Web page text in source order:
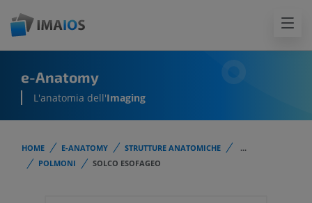
e-Anatomy
L'anatomia dell'Imaging
HOME E-ANATOMY STRUTTURE ANATOMICHE
...
POLMONI
SOLCO ESOFAGEO